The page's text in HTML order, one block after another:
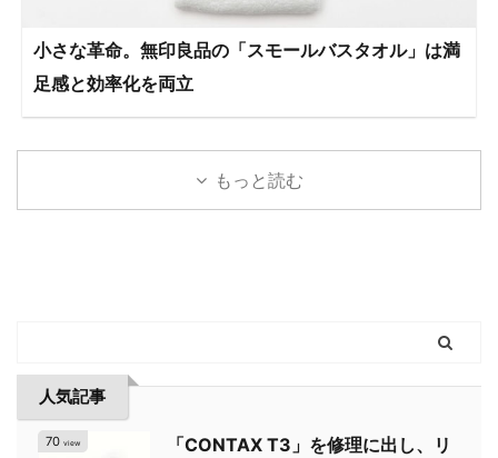
小さな革命。無印良品の「スモールバスタオル」は満
足感と効率化を両立
もっと読む
人気記事
70 view
「CONTAX T3」を修理に出し、リ